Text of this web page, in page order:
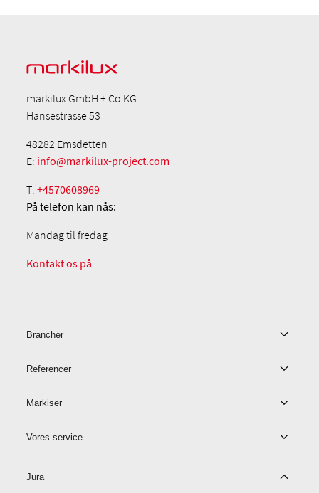
markilux GmbH + Co KG
Hansestrasse 53
48282 Emsdetten
E: info@markilux-project.com
T:+4570608969
På telefon kan nås:
Mandag til fredag
Kontakt os på
Brancher
Referencer
Markiser
Vores service
Jura